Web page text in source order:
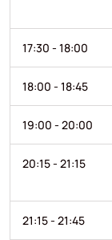
17:30 - 18:00
18:00 - 18:45
19:00 - 20:00
20:15 - 21:15
21:15 - 21:45